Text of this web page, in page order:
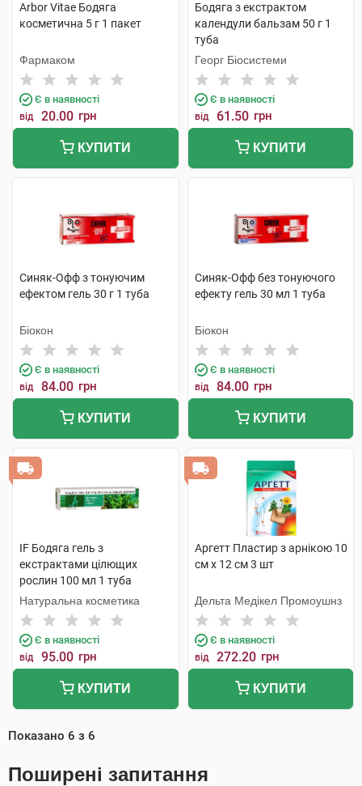
Arbor Vitae Бодяга
косметична 5 г 1 пакет
Фармаком
Є в наявності
від 20.00 грн
КУПИТИ
Бодяга з екстрактом
календули бальзам 50 г 1
туба
Георг Біосистеми
Є в наявності
від 61.50 грн
КУПИТИ
Синяк-Офф з тонуючим
ефектом гель 30 г 1 туба
Біокон
Є в наявності
від 84.00 грн
КУПИТИ
Синяк-Офф без тонуючого
ефекту гель 30 мл 1 туба
Біокон
Є в наявності
від 84.00 грн
КУПИТИ
IF Бодяга гель з
екстрактами цілющих
рослин 100 мл 1 туба
Натуральна косметика
Є в наявності
від 95.00 грн
КУПИТИ
Аргетт Пластир з арнікою 10
см х 12 см 3 шт
Дельта Медікел Промоушнз
Є в наявності
від 272.20 грн
КУПИТИ
Показано 6 з 6
Поширені запитання